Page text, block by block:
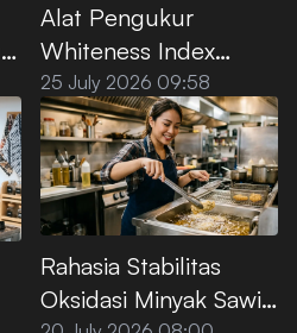
Alat Pengukur
Whiteness Index
Tepung Kanji Premium
25 July 2026 09:58
Rahasia Stabilitas
Oksidasi Minyak Sawit